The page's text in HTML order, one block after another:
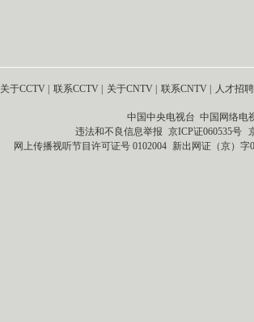
关于CCTV | 联系CCTV | 关于CNTV | 联系CNTV | 人才招聘
中国中央电视台 中国网络电
违法和不良信息举报 京ICP证060535号
网上传播视听节目许可证号 0102004 新出网证（京）